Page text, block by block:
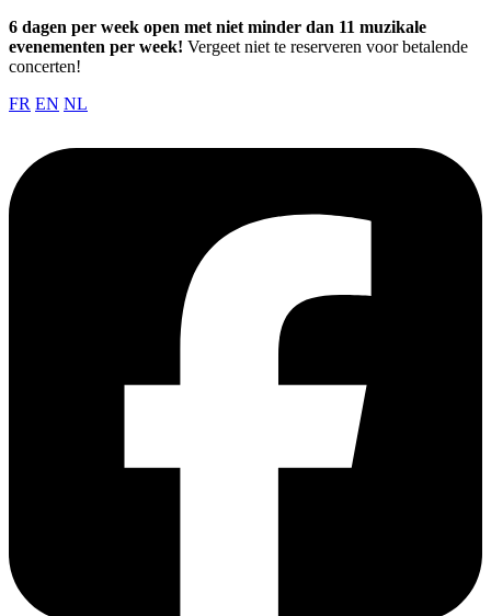
6 dagen per week open met niet minder dan 11 muzikale
evenementen per week! Vergeet niet te reserveren voor betalende
concerten!
FR EN NL